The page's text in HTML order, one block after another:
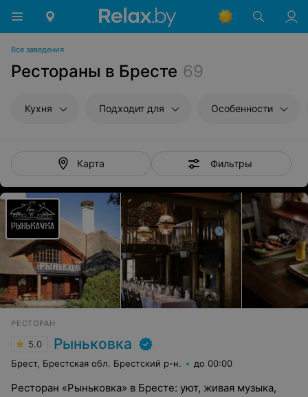
Все заведения
Рестораны в Бресте 69
Кухня Подходит для Особенности
Карта Фильтры
РЕСТОРАН
5.0 Рыньковка
Брест, Брестская обл. Брестский р-н. до 00:00
Ресторан «Рыньковка» в Бресте: уют, живая музыка,